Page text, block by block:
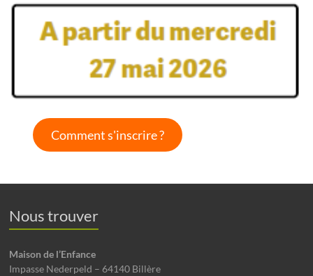
Comment s'inscrire ?
Nous trouver
Maison de l’Enfance
Impasse Nederpeld – 64140 Billère